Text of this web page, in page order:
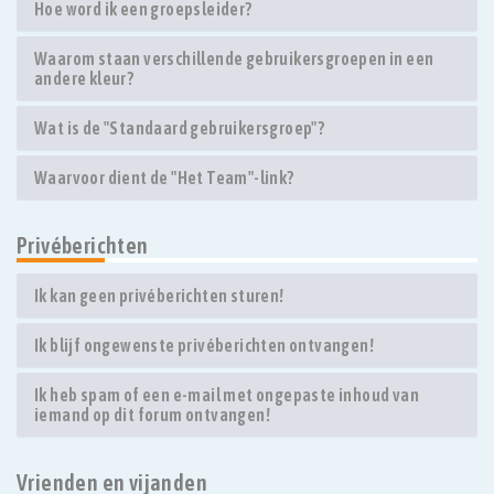
Hoe word ik een groepsleider?
Waarom staan verschillende gebruikersgroepen in een
andere kleur?
Wat is de "Standaard gebruikersgroep"?
Waarvoor dient de "Het Team"-link?
Privéberichten
Ik kan geen privéberichten sturen!
Ik blijf ongewenste privéberichten ontvangen!
Ik heb spam of een e-mail met ongepaste inhoud van
iemand op dit forum ontvangen!
Vrienden en vijanden